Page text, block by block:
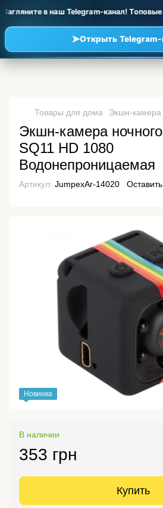
в наш Telegram-канал! Топовые
➤Открыть Telegram-
Товары для дома Экшн-камера
Экшн-камера
SQ11 HD 1080
Водонепроницаемая
Артикул: JumpexAr-14020
Новинка
В наличии
353 грн
Купить